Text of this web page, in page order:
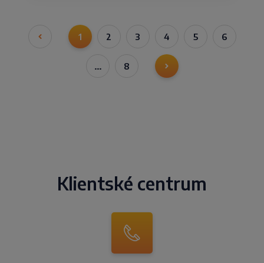
1 2 3 4 5 6
… 8
Klientské centrum